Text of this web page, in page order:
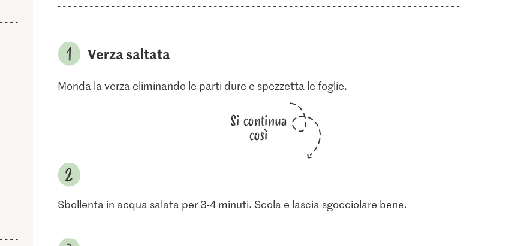
Verza saltata
Monda la verza eliminando le parti dure e spezzetta le foglie.
Si continua
così
Sbollenta in acqua salata per 3-4 minuti. Scola e lascia sgocciolare bene.